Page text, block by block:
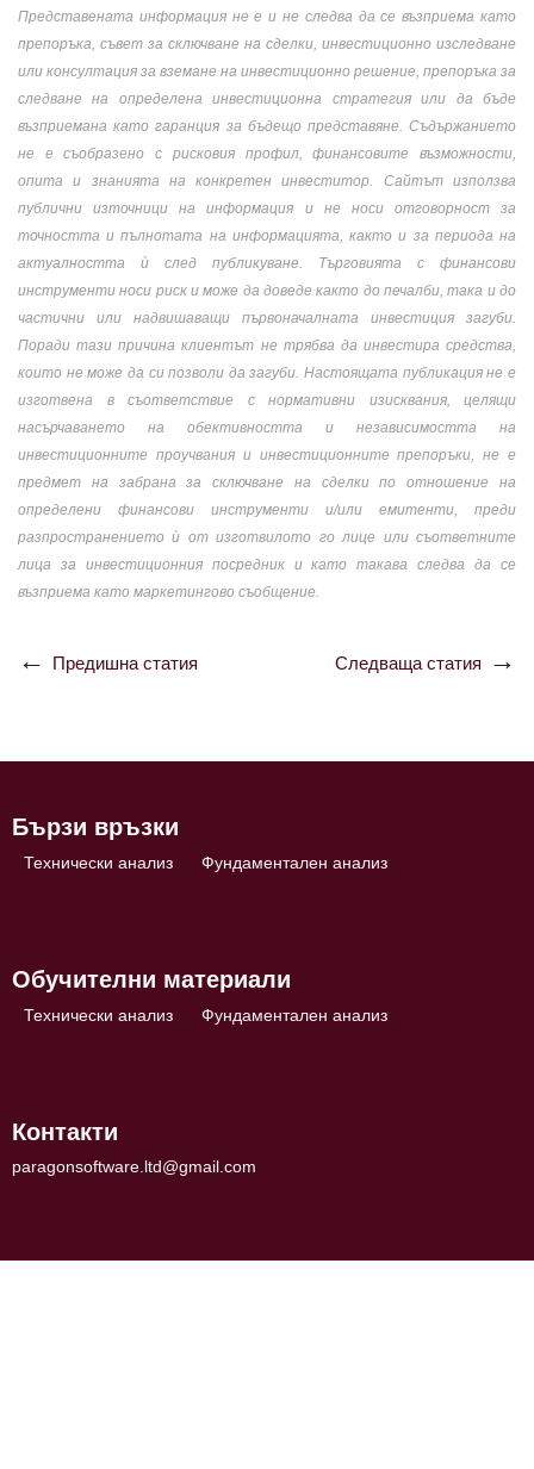
Представената информация не е и не следва да се възприема като
препоръка, съвет за сключване на сделки, инвестиционно изследване
или консултация за вземане на инвестиционно решение, препоръка за
следване на определена инвестиционна стратегия или да бъде
възприемана като гаранция за бъдещо представяне. Съдържанието
не е съобразено с рисковия профил, финансовите възможности,
опита и знанията на конкретен инвеститор. Сайтът използва
публични източници на информация и не носи отговорност за
точността и пълнотата на информацията, както и за периода на
актуалността ѝ след публикуване. Търговията с финансови
инструменти носи риск и може да доведе както до печалби, така и до
частични или надвишаващи първоначалната инвестиция загуби.
Поради тази причина клиентът не трябва да инвестира средства,
които не може да си позволи да загуби. Настоящата публикация не е
изготвена в съответствие с нормативни изисквания, целящи
насърчаването на обективността и независимостта на
инвестиционните проучвания и инвестиционните препоръки, не е
предмет на забрана за сключване на сделки по отношение на
определени финансови инструменти и/или емитенти, преди
разпространението ѝ от изготвилото го лице или съответните
лица за инвестиционния посредник и като такава следва да се
възприема като маркетингово съобщение.
Навигация
Предишна статия Следваща статия
Бързи връзки
Технически анализ Фундаментален анализ
Обучителни материали
Технически анализ Фундаментален анализ
Контакти
paragonsoftware.ltd@gmail.com